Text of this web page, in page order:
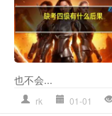
也不会...
rk 01-01